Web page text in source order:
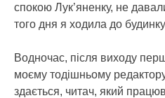
спокою Лук’яненку, не
того дня я ходила до
Водночас, після виходу
моєму тодішньому
здається, читач, який